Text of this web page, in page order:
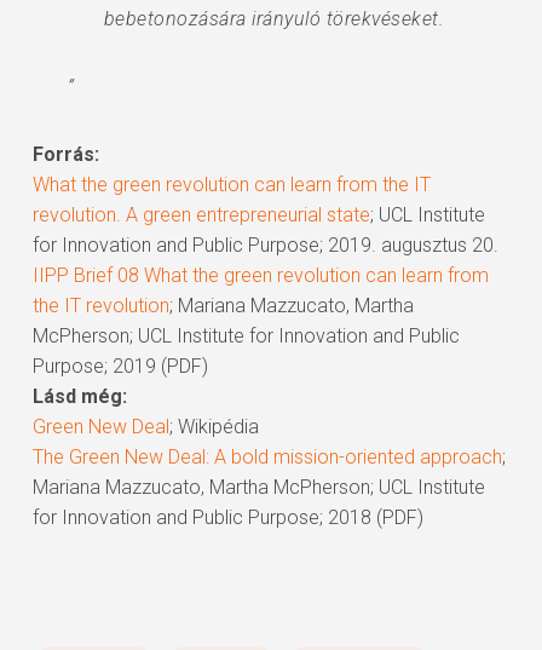
bebetonozására irányuló törekvéseket.
”
Forrás:
What the green revolution can learn from the IT
revolution. A green entrepreneurial state; UCL Institute
for Innovation and Public Purpose; 2019. augusztus 20.
IIPP Brief 08 What the green revolution can learn from
the IT revolution; Mariana Mazzucato, Martha
McPherson; UCL Institute for Innovation and Public
Purpose; 2019 (PDF)
Lásd még:
Green New Deal; Wikipédia
The Green New Deal: A bold mission-oriented approach;
Mariana Mazzucato, Martha McPherson; UCL Institute
for Innovation and Public Purpose; 2018 (PDF)